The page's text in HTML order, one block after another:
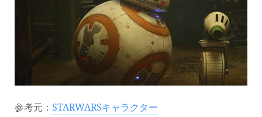
参考元： STARWARSキャラクター